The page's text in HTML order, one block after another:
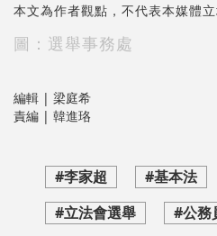
本文為作者觀點，不代表本媒體
圖：選舉事務處
編輯 | 梁庭希
責編 | 韓進珞
#李家超 #基本法
#立法會選舉
#公務